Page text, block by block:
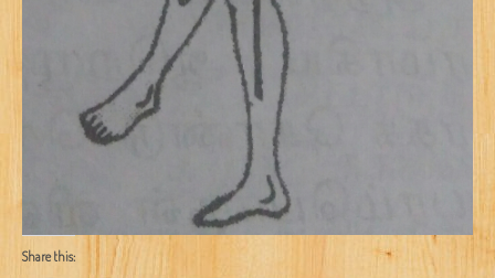
Share this: